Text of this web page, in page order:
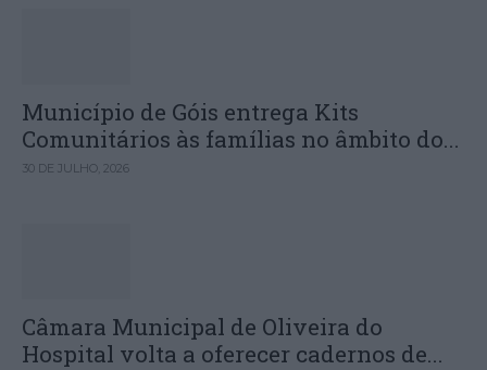
Município de Góis entrega Kits
Comunitários às famílias no âmbito do...
30 DE JULHO, 2026
Câmara Municipal de Oliveira do
Hospital volta a oferecer cadernos de...